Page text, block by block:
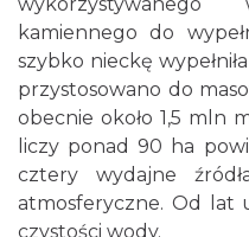
kamiennego do
szybko nieckę
przystosowano do
obecnie około 1,5 mln
liczy ponad 90 ha
cztery wydajne
atmosferyczne. Od lat
czystości wody.